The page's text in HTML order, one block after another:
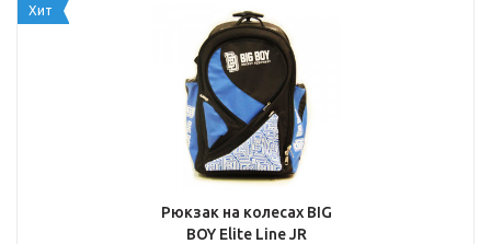
Хит
Рюкзак на колесах BIG
BOY Elite Line JR